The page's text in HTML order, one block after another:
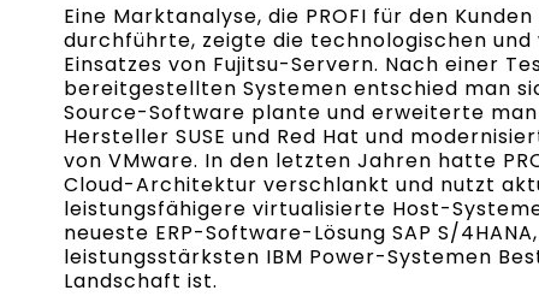
Eine Marktanalyse, die PROFI für den
durchführte, zeigte die technologischen
Einsatzes von Fujitsu-Servern. Nach einer
bereitgestellten Systemen entschied man
Source-Software plante und erweiterte man
Hersteller SUSE und Red Hat und
von VMware. In den letzten Jahren hatte
Cloud-Architektur verschlankt und nutzt
leistungsfähigere virtualisierte Host-
neueste ERP-Software-Lösung SAP S/
leistungsstärksten IBM Power-Systemen
Landschaft ist.